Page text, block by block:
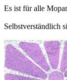
Es ist für alle
Selbstverständlich